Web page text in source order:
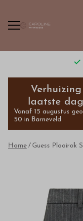
Guess
Plooirok
Streep
laatste
Vanaf 15 augustus
50 in Barneveld
Home Guess Plooirok